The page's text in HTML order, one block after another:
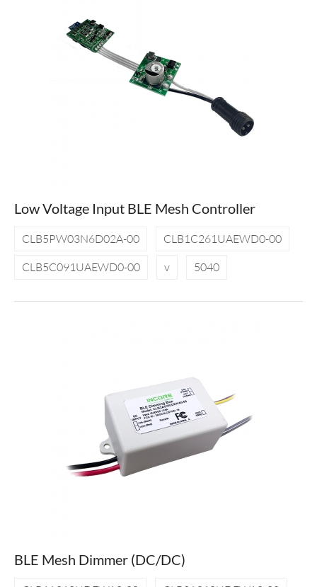
Low Voltage Input BLE Mesh Controller
CLB5PW03N6D02A-00
CLB1C261UAEWD0-00
CLB5C091UAEWD0-00
v 5040
BLE Mesh Dimmer (DC/DC)